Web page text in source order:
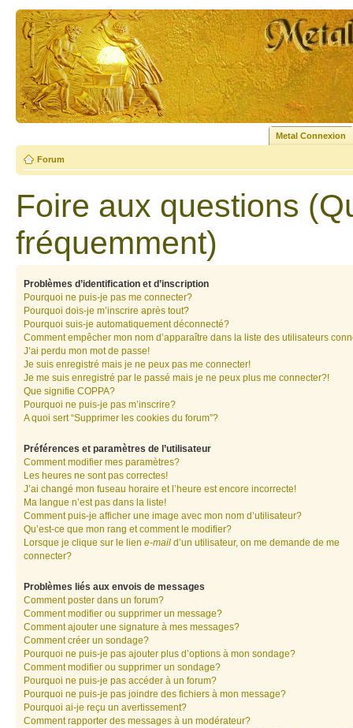
Metal Connexion
Forum
Foire aux questions
fréquemment)
Problèmes d’identification et d’inscription
Pourquoi ne puis-je pas me connecter?
Pourquoi dois-je m’inscrire après tout?
Pourquoi suis-je automatiquement déconnecté?
Comment empêcher mon nom d’apparaître dans la liste des utilisateurs
J’ai perdu mon mot de passe!
Je suis enregistré mais je ne peux pas me connecter!
Je me suis enregistré par le passé mais je ne peux plus me connecter?!
Que signifie COPPA?
Pourquoi ne puis-je pas m’inscrire?
A quoi sert “Supprimer les cookies du forum”?
Préférences et paramètres de l’utilisateur
Comment modifier mes paramètres?
Les heures ne sont pas correctes!
J’ai changé mon fuseau horaire et l’heure est encore incorrecte!
Ma langue n’est pas dans la liste!
Comment puis-je afficher une image avec mon nom d’utilisateur?
Qu’est-ce que mon rang et comment le modifier?
Lorsque je clique sur le lien e-mail d’un utilisateur, on me demande de me
connecter?
Problèmes liés aux envois de messages
Comment poster dans un forum?
Comment modifier ou supprimer un message?
Comment ajouter une signature à mes messages?
Comment créer un sondage?
Pourquoi ne puis-je pas ajouter plus d’options à mon sondage?
Comment modifier ou supprimer un sondage?
Pourquoi ne puis-je pas accéder à un forum?
Pourquoi ne puis-je pas joindre des fichiers à mon message?
Pourquoi ai-je reçu un avertissement?
Comment rapporter des messages à un modérateur?